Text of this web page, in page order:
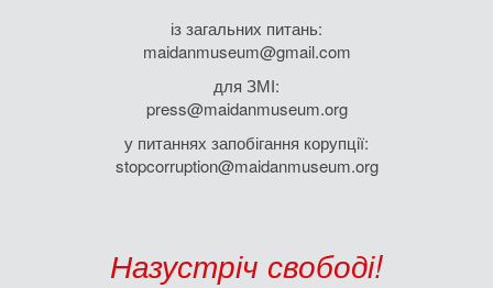
із загальних питань:
maidanmuseum@gmail.com
для ЗМІ:
press@maidanmuseum.org
у питаннях запобігання корупції:
stopcorruption@maidanmuseum.org
Назустріч свободі!